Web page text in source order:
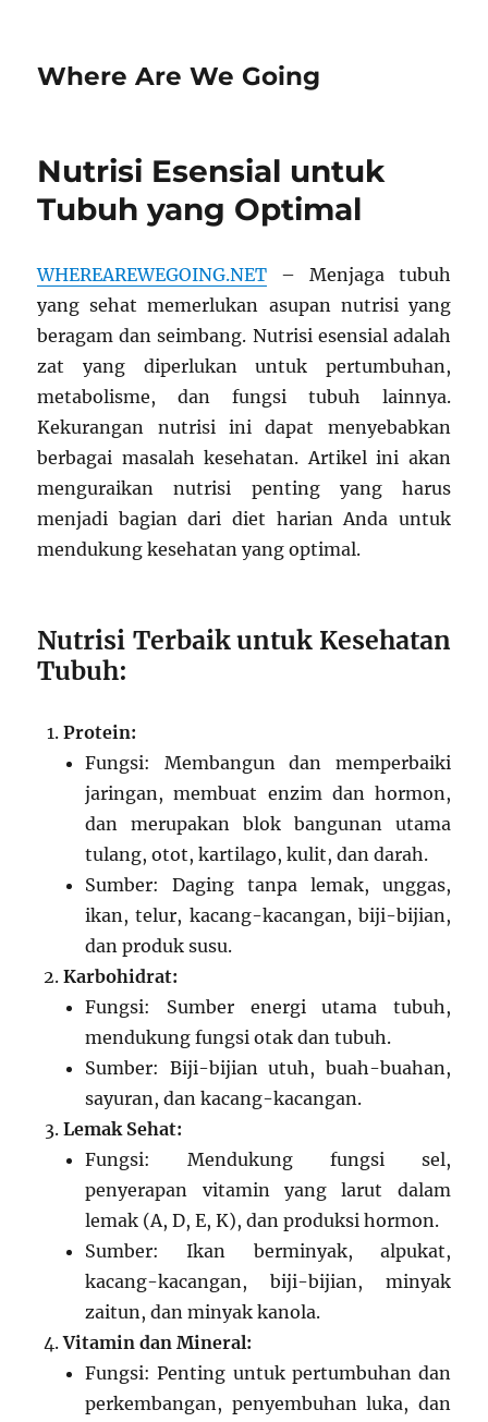
Where Are We Going
Nutrisi Esensial untuk
Tubuh yang Optimal
WHEREAREWEGOING.NET – Menjaga tubuh
yang sehat memerlukan asupan nutrisi yang
beragam dan seimbang. Nutrisi esensial adalah
zat yang diperlukan untuk pertumbuhan,
metabolisme, dan fungsi tubuh lainnya.
Kekurangan nutrisi ini dapat menyebabkan
berbagai masalah kesehatan. Artikel ini akan
menguraikan nutrisi penting yang harus
menjadi bagian dari diet harian Anda untuk
mendukung kesehatan yang optimal.
Nutrisi Terbaik untuk Kesehatan
Tubuh:
Protein:
Fungsi: Membangun dan memperbaiki
jaringan, membuat enzim dan hormon,
dan merupakan blok bangunan utama
tulang, otot, kartilago, kulit, dan darah.
Sumber: Daging tanpa lemak, unggas,
ikan, telur, kacang-kacangan, biji-bijian,
dan produk susu.
Karbohidrat:
Fungsi: Sumber energi utama tubuh,
mendukung fungsi otak dan tubuh.
Sumber: Biji-bijian utuh, buah-buahan,
sayuran, dan kacang-kacangan.
Lemak Sehat:
Fungsi: Mendukung fungsi sel,
penyerapan vitamin yang larut dalam
lemak (A, D, E, K), dan produksi hormon.
Sumber: Ikan berminyak, alpukat,
kacang-kacangan, biji-bijian, minyak
zaitun, dan minyak kanola.
Vitamin dan Mineral:
Fungsi: Penting untuk pertumbuhan dan
perkembangan, penyembuhan luka, dan